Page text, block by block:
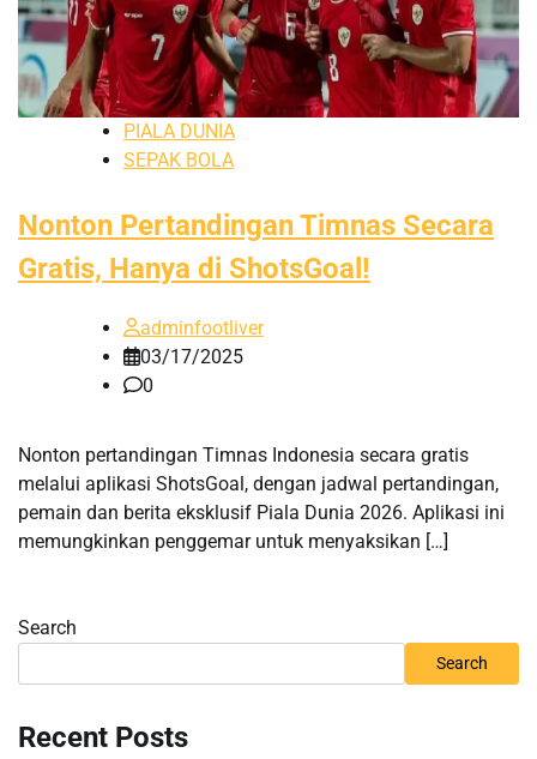
PIALA DUNIA
SEPAK BOLA
Nonton Pertandingan Timnas Secara
Gratis, Hanya di ShotsGoal!
adminfootliver
03/17/2025
0
Nonton pertandingan Timnas Indonesia secara gratis
melalui aplikasi ShotsGoal, dengan jadwal pertandingan,
pemain dan berita eksklusif Piala Dunia 2026. Aplikasi ini
memungkinkan penggemar untuk menyaksikan […]
Search
Search
Recent Posts